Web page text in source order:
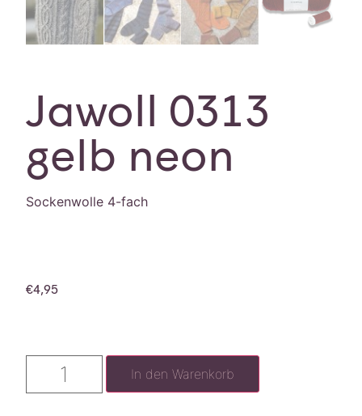
Jawoll 0313
gelb neon
Sockenwolle 4-fach
€4,95
In den Warenkorb